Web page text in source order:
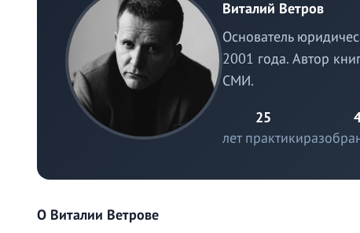
Виталий Ветров
Основатель
2001 года. Автор
СМИ.
25
лет практики
О Виталии Ветрове